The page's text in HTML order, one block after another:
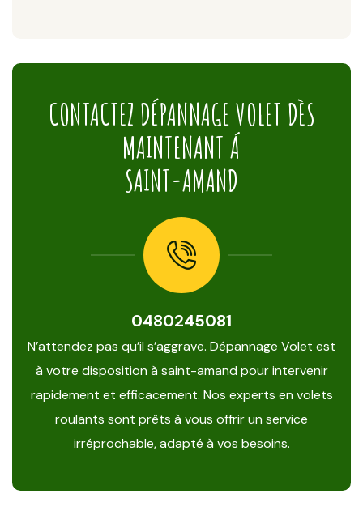
CONTACTEZ DÉPANNAGE VOLET DÈS
MAINTENANT Á
SAINT-AMAND
0480245081
N’attendez pas qu’il s’aggrave. Dépannage Volet est
à votre disposition à saint-amand pour intervenir
rapidement et efficacement. Nos experts en volets
roulants sont prêts à vous offrir un service
irréprochable, adapté à vos besoins.